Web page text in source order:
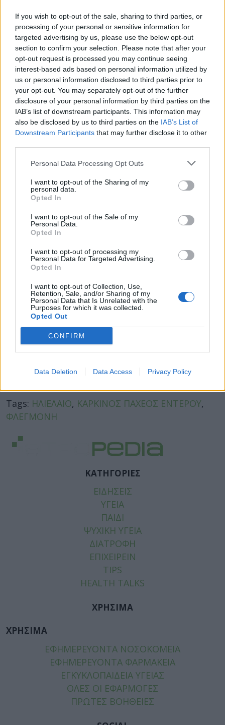
If you wish to opt-out of the sale, sharing to third parties, or
processing of your personal or sensitive information for
targeted advertising by us, please use the below opt-out
section to confirm your selection. Please note that after your
opt-out request is processed you may continue seeing
interest-based ads based on personal information utilized by
us or personal information disclosed to third parties prior to
your opt-out. You may separately opt-out of the further
disclosure of your personal information by third parties on the
IAB’s list of downstream participants. This information may
also be disclosed by us to third parties on the IAB’s List of
Downstream Participants that may further disclose it to other
Personal Data Processing Opt Outs
I want to opt-out of the Sharing of my
personal data.
Opted In
I want to opt-out of the Sale of my
Personal Data.
Opted In
I want to opt-out of processing my
Personal Data for Targeted Advertising.
Opted In
I want to opt-out of Collection, Use,
Retention, Sale, and/or Sharing of my
Personal Data that Is Unrelated with the
Purposes for which it was collected.
Opted Out
CONFIRM
Data Deletion Data Access Privacy Policy
Αξίζει να σημειωθεί, ωστόσο, πως σύμφωνα με
κορυφαίους αμερικανικούς οργανισμούς υγείας,
η κατανάλωση μέτριας ποσότητας σπορέλαιων
ως μέρος μιας ισορροπημένης διατροφής δεν
έχει αποδειχθεί ότι προκαλεί καρκίνο.
Φωτογραφία:iStock
ΔΙΑΒΑΣΤΕ ΕΠΙΣΗΣ:
Κόκκινες πιπεριές: Τα θρεπτικά συστατικά και
τα οφέλη για την υγεία μας
Ζάχαρη: Πώς θα καταλάβετε ότι τρώτε
περισσότερη από όσο πρέπει – Τα 7 σημάδια
Σωτήρης Τσιόδρας: Η επόμενη πανδημία μπορεί
να έρθει φέτος ή σε 15 χρόνια – Επιτηρούμε 25
παθογόνους ιούς
Tags: ΗΛΙΕΛΑΙΟ, ΚΑΡΚΙΝΟΣ ΠΑΧΕΟΣ ΕΝΤΕΡΟΥ,
ΦΛΕΓΜΟΝΗ
ΚΑΤΗΓΟΡΙΕΣ
ΕΙΔΗΣΕΙΣ
ΥΓΕΙΑ
ΠΑΙΔΙ
ΨΥΧΙΚΗ ΥΓΕΙΑ
ΔΙΑΤΡΟΦΗ
ΕΠΙΧΕΙΡΕΙΝ
TIPS
HEALTH TALKS
ΧΡΗΣΙΜΑ
ΧΡΗΣΙΜΑ
ΕΦΗΜΕΡΕΥΟΝΤΑ ΝΟΣΟΚΟΜΕΙΑ
ΕΦΗΜΕΡΕΥΟΝΤΑ ΦΑΡΜΑΚΕΙΑ
ΕΓΚΥΚΛΟΠΑΙΔΕΙΑ ΥΓΕΙΑΣ
ΟΛΕΣ ΟΙ ΕΦΑΡΜΟΓΕΣ
ΠΡΩΤΕΣ ΒΟΗΘΕΙΕΣ